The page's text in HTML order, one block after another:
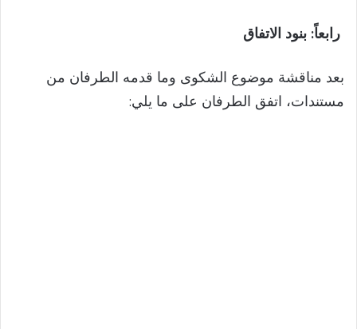
رابعاً: بنود الاتفاق
بعد مناقشة موضوع الشكوى وما قدمه الطرفان من
مستندات، اتفق الطرفان على ما يلي: